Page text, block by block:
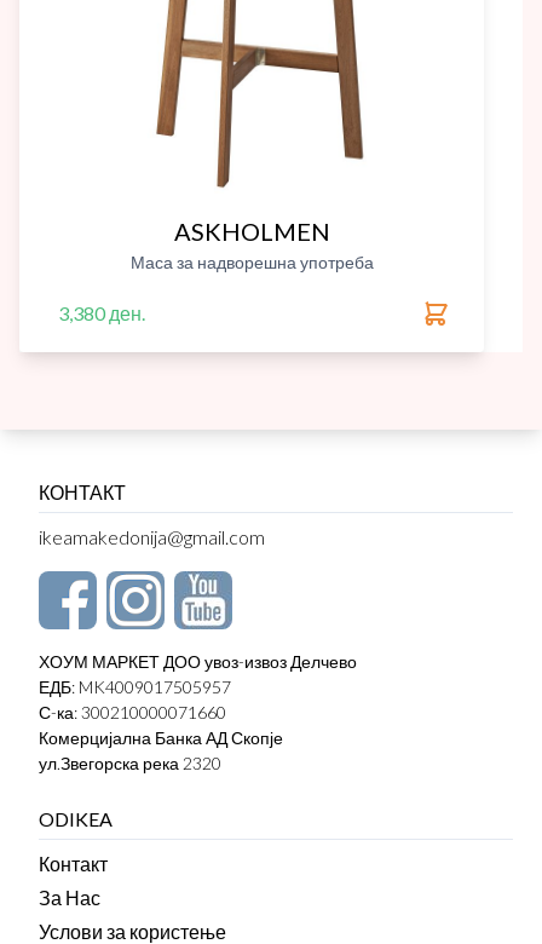
ASKHOLMEN
Маса за надворешна употреба
3,380 ден.
КОНТАКТ
ikeamakedonija@gmail.com
ХОУМ МАРКЕТ ДОО увоз-извоз Делчево
ЕДБ: MK4009017505957
С-ка: 300210000071660
Комерцијална Банка АД Скопје
ул.Звегорска река 2320
ODIKEA
Контакт
За Нас
Услови за користење